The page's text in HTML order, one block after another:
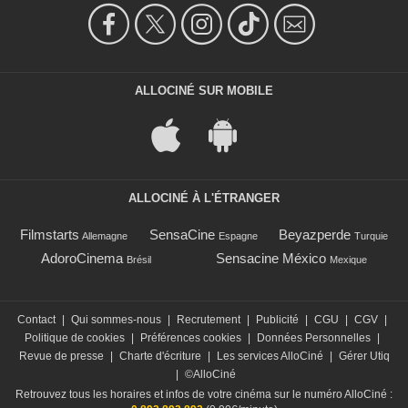
ALLOCINÉ SUR MOBILE
ALLOCINÉ À L'ÉTRANGER
Filmstarts Allemagne SensaCine Espagne Beyazperde Turquie
AdoroCinema Brésil Sensacine México Mexique
Contact Qui sommes-nous Recrutement Publicité CGU CGV
Politique de cookies
Préférences cookies Données Personnelles
Revue de presse
Charte d'écriture Les services AlloCiné
Gérer Utiq
©AlloCiné
Retrouvez tous les horaires et infos de votre cinéma sur le numéro AlloCiné :